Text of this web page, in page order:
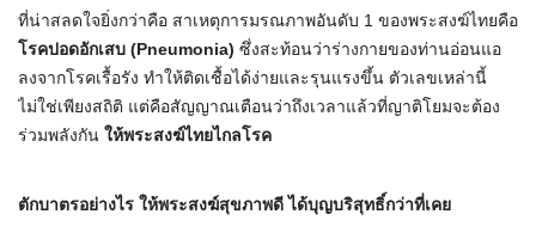
ที่น่าสลดใจยิ่งกว่าคือ สาเหตุการมรณภาพอันดับ 1 ของพระสงฆ์ไทยคือ
โรคปอดอักเสบ (Pneumonia) ซึ่งสะท้อนว่าร่างกายของท่านอ่อนแอ
ลงจากโรคเรื้อรัง ทำให้ติดเชื้อได้ง่ายและรุนแรงขึ้น ตัวเลขเหล่านี้
ไม่ใช่เพียงสถิติ แต่คือสัญญาณเตือนว่าถึงเวลาแล้วที่ญาติโยมจะต้อง
ร่วมพลังกัน ให้พระสงฆ์ไทยไกลโรค
ตักบาตรอย่างไร ให้พระสงฆ์สุขภาพดี ได้บุญบริสุทธิ์กว่าที่เคย